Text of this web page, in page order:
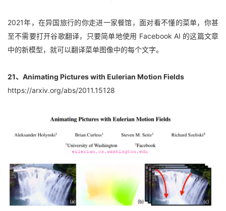
2021年，在异国旅行的你走进一家餐馆，面对看不懂的菜单，你甚
至不需要打开谷歌翻译，只要简单地使用 Facebook AI 的这篇文章
中的新模型，就可以翻译菜单图像中的每个文字。
21、Animating Pictures with Eulerian Motion Fields
https://arxiv.org/abs/2011.15128